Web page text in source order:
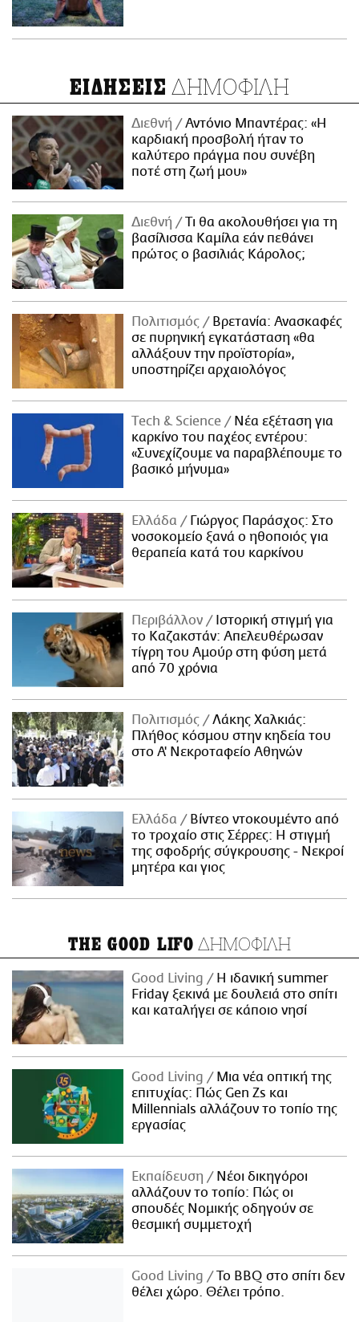
ΕΙΔΗΣΕΙΣ ΔΗΜΟΦΙΛΗ
Διεθνή
Αντόνιο Μπαντέρας: «Η
καρδιακή προσβολή ήταν το
καλύτερο πράγμα που συνέβη
ποτέ στη ζωή μου»
Διεθνή
Τι θα ακολουθήσει για τη
βασίλισσα Καμίλα εάν πεθάνει
πρώτος ο βασιλιάς Κάρολος;
Πολιτισμός
Βρετανία: Ανασκαφές
σε πυρηνική εγκατάσταση «θα
αλλάξουν την προϊστορία»,
υποστηρίζει αρχαιολόγος
Τech & Science
Νέα εξέταση για
καρκίνο του παχέος εντέρου:
«Συνεχίζουμε να παραβλέπουμε το
βασικό μήνυμα»
Ελλάδα
Γιώργος Παράσχος: Στο
νοσοκομείο ξανά ο ηθοποιός για
θεραπεία κατά του καρκίνου
Περιβάλλον
Ιστορική στιγμή για
το Καζακστάν: Απελευθέρωσαν
τίγρη του Αμούρ στη φύση μετά
από 70 χρόνια
Πολιτισμός
Λάκης Χαλκιάς:
Πλήθος κόσμου στην κηδεία του
στο Α' Νεκροταφείο Αθηνών
Ελλάδα
Βίντεο ντοκουμέντο από
το τροχαίο στις Σέρρες: Η στιγμή
της σφοδρής σύγκρουσης - Νεκροί
μητέρα και γιος
THE GOOD LIFO ΔΗΜΟΦΙΛΗ
Good Living
Η ιδανική summer
Friday ξεκινά με δουλειά στο σπίτι
και καταλήγει σε κάποιο νησί
Good Living
Μια νέα οπτική της
επιτυχίας: Πώς Gen Zs και
Millennials αλλάζουν το τοπίο της
εργασίας
Εκπαίδευση
Νέοι δικηγόροι
αλλάζουν το τοπίο: Πώς οι
σπουδές Νομικής οδηγούν σε
θεσμική συμμετοχή
Good Living
Το BBQ στο σπίτι δεν
θέλει χώρο. Θέλει τρόπο.